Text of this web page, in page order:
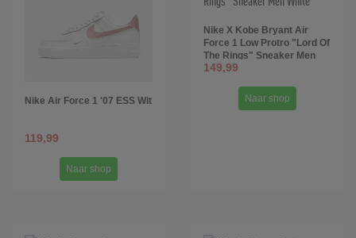
Nike Air Force 1 '07 ESS Wit
119,99
Naar shop
Nike X Kobe Bryant Air
Force 1 Low Protro "Lord Of
The Rings" Sneaker Men
White
149,99
Naar shop